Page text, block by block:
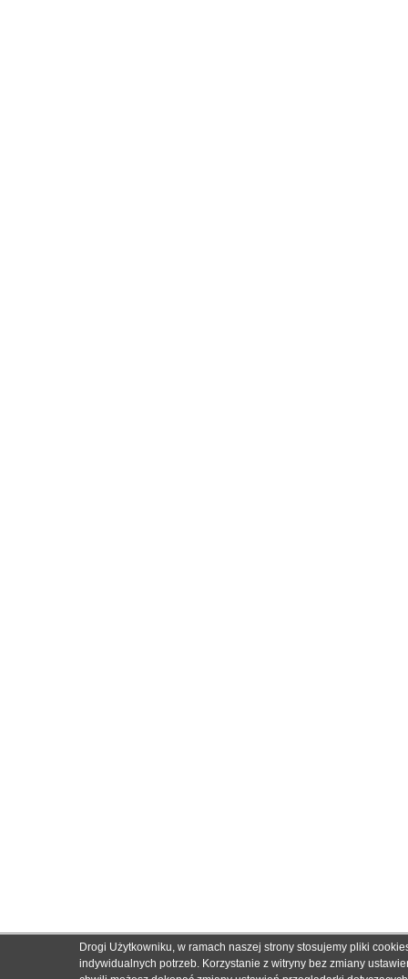
Drogi Użytkowniku, w ramach naszej strony stosujemy pliki
indywidualnych potrzeb. Korzystanie z witryny bez zmiany